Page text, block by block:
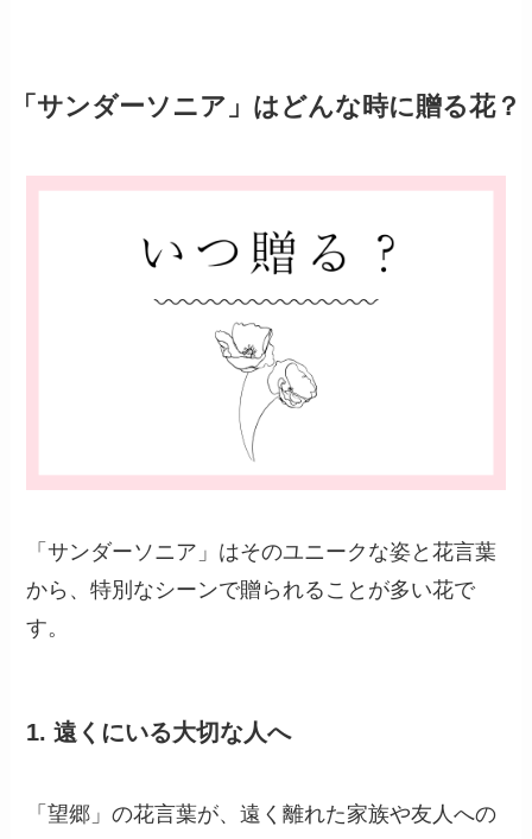
「サンダーソニア」はどんな時に贈る花？
「サンダーソニア」はそのユニークな姿と花言葉
から、特別なシーンで贈られることが多い花で
す。
1.遠くにいる大切な人へ
「望郷」の花言葉が、遠く離れた家族や友人への